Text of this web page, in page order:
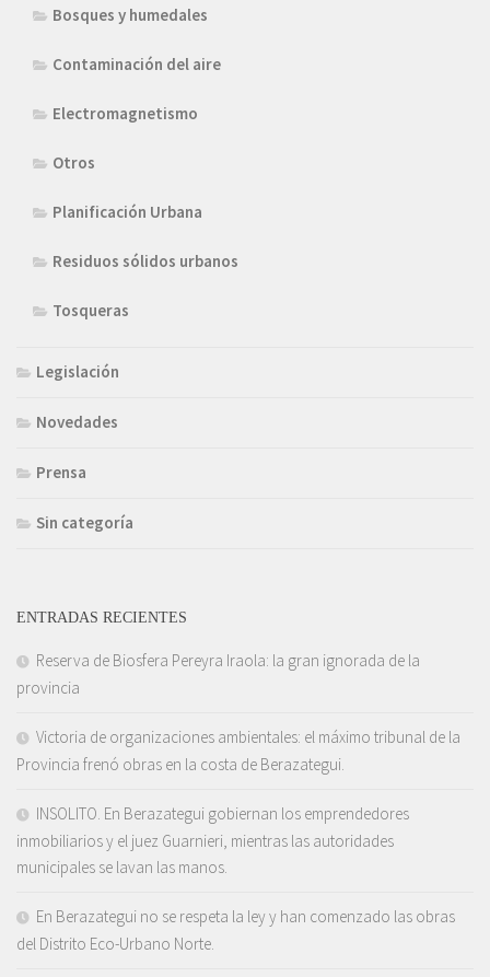
Bosques y humedales
Contaminación del aire
Electromagnetismo
Otros
Planificación Urbana
Residuos sólidos urbanos
Tosqueras
Legislación
Novedades
Prensa
Sin categoría
ENTRADAS RECIENTES
Reserva de Biosfera Pereyra Iraola: la gran ignorada de la
provincia
Victoria de organizaciones ambientales: el máximo tribunal de la
Provincia frenó obras en la costa de Berazategui.
INSOLITO. En Berazategui gobiernan los emprendedores
inmobiliarios y el juez Guarnieri, mientras las autoridades
municipales se lavan las manos.
En Berazategui no se respeta la ley y han comenzado las obras
del Distrito Eco-Urbano Norte.